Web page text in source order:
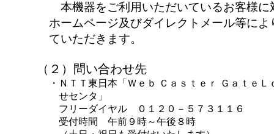
本機器をご利用いただいているお客様に
ホームページ及びダイレクトメール等によ
ていただきます。
（２）問い合わせ先
・ ＮＴＴ東日本「Ｗｅｂ Ｃａｓｔｅｒ ＧａｔｅＬ
せセンタ」
フリーダイヤル ０１２０－５７３１１６
受付時間 午前９時～午後８時